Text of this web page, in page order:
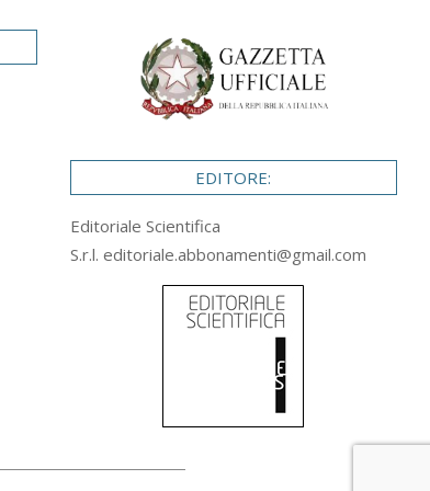
EDITORE:
Editoriale Scientifica
S.r.l. editoriale.abbonamenti@gmail.com